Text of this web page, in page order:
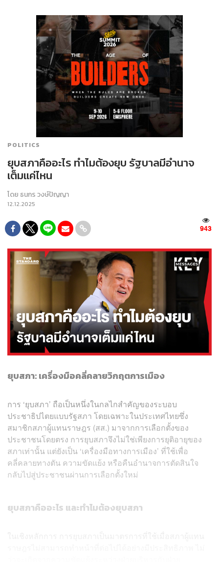
POLITICS
ยุบสภาคืออะไร ทำไมต้องยุบ รัฐบาลมีอำนาจ
เต็มแค่ไหน
โดย ธนกร วงษ์ปัญญา
12.12.2025
943
ยุบสภา: เครื่องมือคลี่คลายวิกฤตการเมือง
การ ‘ยุบสภา’ ถือเป็นหนึ่งในกลไกสำคัญของระบอบ
ประชาธิปไตยแบบรัฐสภา โดยเฉพาะในประเทศไทยซึ่ง
สมาชิกสภาผู้แทนราษฎร (สส.) มาจากการเลือกตั้งของ
ประชาชนโดยตรง การยุบสภาจึงไม่ใช่เพียงการยุติอายุของ
สภาเท่านั้น แต่ยังเป็น ‘เครื่องมือทางการเมือง’ ที่ใช้เพื่อ
คลี่คลายทางตัน ความขัดแย้ง หรือคืนอำนาจการตัดสินใจ
กลับไปสู่ประชาชนผ่านการเลือกตั้งใหม่
ยุบสภาคืออะไร และทำไมต้องยุบสภา